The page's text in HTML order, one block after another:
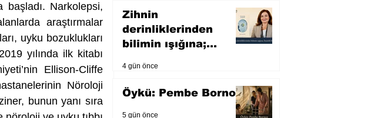
başladı. Narkolepsi,
araştırmalar
uyku bozuklukları
Ellison-Cliffe
Nöroloji
bunun yanı sıra
Zihnin
derinliklerinden
bilimin ışığına;
4 gün önce
Öykü: Pembe Bornoz
5 gün önce